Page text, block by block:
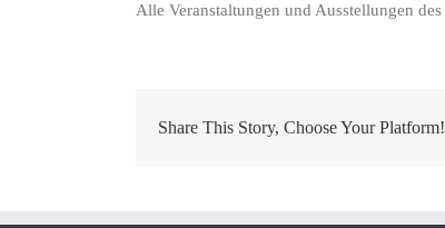
Alle Veranstaltungen und Ausstellungen
Share This Story, Choose Your Platform!